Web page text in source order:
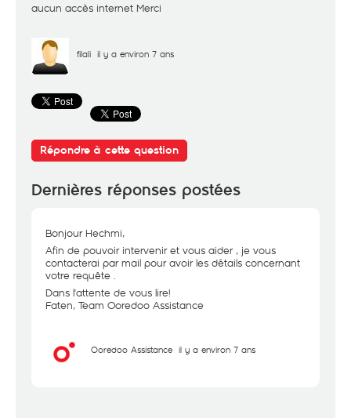
aucun accès internet Merci
filali il y a environ 7 ans
Répondre à cette question
Dernières réponses postées
Bonjour Hechmi,
Afin de pouvoir intervenir et vous aider , je vous
contacterai par mail pour avoir les détails concernant
votre requête .
Dans l'attente de vous lire!
Faten, Team Ooredoo Assistance
Ooredoo Assistance il y a environ 7 ans